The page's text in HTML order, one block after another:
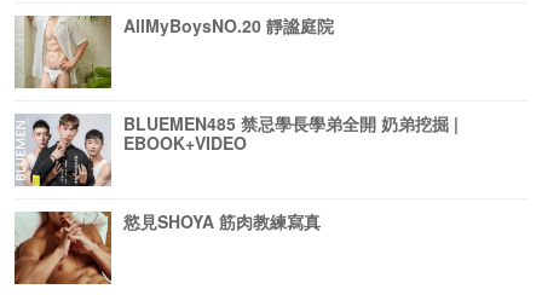
AllMyBoysNO.20 靜謐庭院
BLUEMEN485 禁忌學長學弟全開 奶弟挖掘 |
EBOOK+VIDEO
慾見SHOYA 筋肉教練寫真